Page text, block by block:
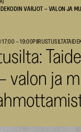
VARJOT – VALON JA
17:00 –19:00PIIRUSTUSILTA
valon ja